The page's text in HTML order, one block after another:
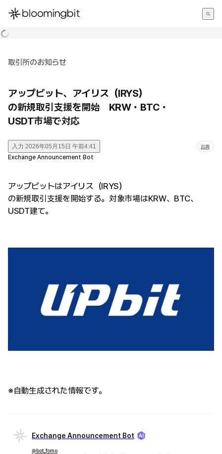
한국어
取引所のお知らせ
アップビット、アイリス（IRYS）
の新規取引支援を開始 KRW・BTC・
USDT市場で対応
入力 2026年05月15日 午前4:41 出典
Exchange Announcement Bot
アップビットはアイリス（IRYS）
の新規取引支援を開始する。対象市場はKRW、BTC、
USDT建て。
※自動生成された情報です。
Exchange Announcement Bot
@bot_fomo